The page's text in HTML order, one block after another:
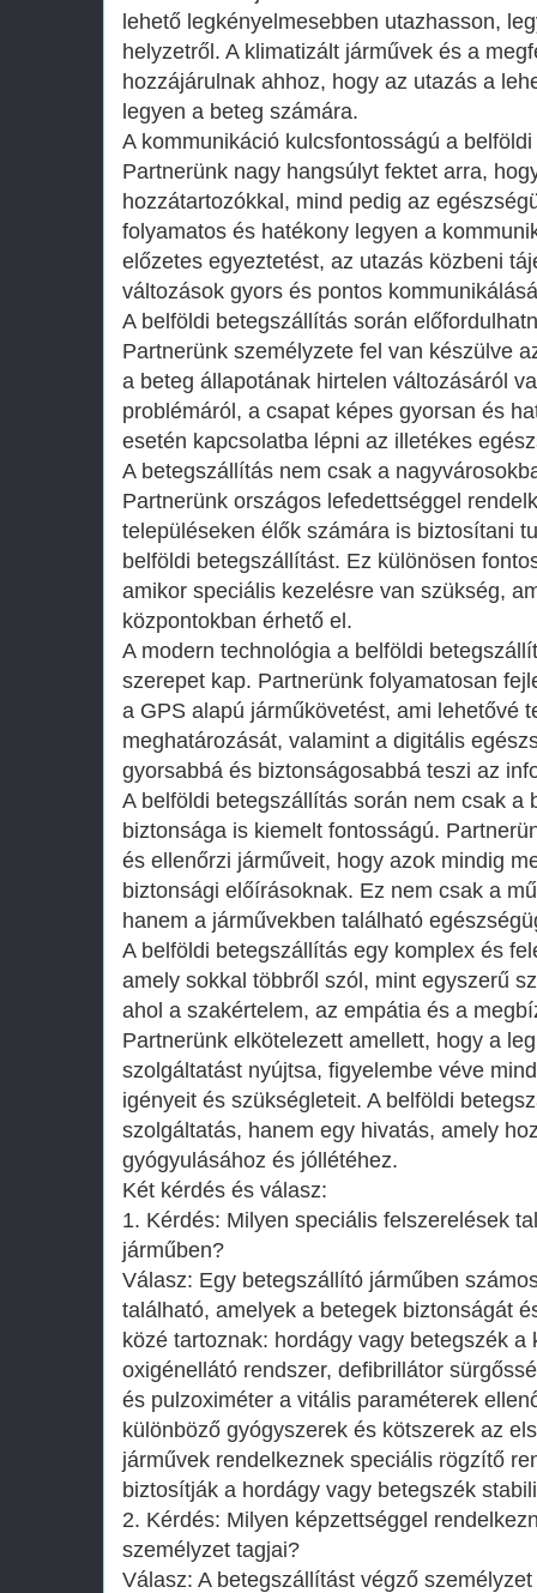
lehető legkényelmesebben utazhasson,
helyzetről. A klimatizált járművek és a
hozzájárulnak ahhoz, hogy az utazás a
legyen a beteg számára.
A kommunikáció kulcsfontosságú a
Partnerünk nagy hangsúlyt fektet arra,
hozzátartozókkal, mind pedig az
folyamatos és hatékony legyen a
előzetes egyeztetést, az utazás közbeni
változások gyors és pontos
A belföldi betegszállítás során
Partnerünk személyzete fel van készülve
a beteg állapotának hirtelen változásáról
problémáról, a csapat képes gyorsan és
esetén kapcsolatba lépni az illetékes
A betegszállítás nem csak a
Partnerünk országos lefedettséggel
településeken élők számára is biztosítani
belföldi betegszállítást. Ez különösen
amikor speciális kezelésre van szükség,
központokban érhető el.
A modern technológia a belföldi
szerepet kap. Partnerünk folyamatosan
a GPS alapú járműkövetést, ami lehetővé
meghatározását, valamint a digitális
gyorsabbá és biztonságosabbá teszi az
A belföldi betegszállítás során nem csak a
biztonsága is kiemelt fontosságú.
és ellenőrzi járműveit, hogy azok mindig
biztonsági előírásoknak. Ez nem csak a
hanem a járművekben található
A belföldi betegszállítás egy komplex és
amely sokkal többről szól, mint egyszerű
ahol a szakértelem, az empátia és a
Partnerünk elkötelezett amellett, hogy a
szolgáltatást nyújtsa, figyelembe véve
igényeit és szükségleteit. A belföldi
szolgáltatás, hanem egy hivatás, amely
gyógyulásához és jóllétéhez.
Két kérdés és válasz:
1. Kérdés: Milyen speciális felszerelések
járműben?
Válasz: Egy betegszállító járműben
található, amelyek a betegek biztonságát
közé tartoznak: hordágy vagy betegszék a
oxigénellátó rendszer, defibrillátor
és pulzoximéter a vitális paraméterek
különböző gyógyszerek és kötszerek az
járművek rendelkeznek speciális rögzítő
biztosítják a hordágy vagy betegszék
2. Kérdés: Milyen képzettséggel
személyzet tagjai?
Válasz: A betegszállítást végző